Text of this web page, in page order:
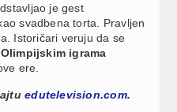
je gest
svadbena torta. Pravljen
Istoričari veruju da se
Olimpijskim igrama
ere.
edutelevision.com.